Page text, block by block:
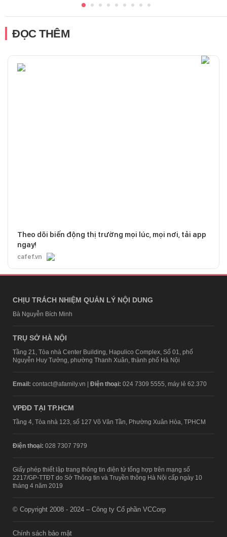
ĐỌC THÊM
Theo dõi biến động thị trường mọi lúc, mọi nơi, tải app
ngay!
cafef.vn
CHỊU TRÁCH NHIỆM QUẢN LÝ NỘI DUNG
Bà Nguyễn Bích Minh
TRỤ SỞ HÀ NỘI
Tầng 21, Tòa nhà Center Building, Hapulico Complex, Số 01, phố
Nguyễn Huy Tưởng, phường Thanh Xuân, thành phố Hà Nội
Email: contact@afamily.vn | Điện thoại: 024 7309 5555, máy lẻ 62.370
VPĐD TẠI TP.HCM
Tầng 4, Tòa nhà 123, số 127 Võ Văn Tần, Phường Xuân Hòa, TPHCM
Điện thoại: 028 7307 7979
Giấy phép thiết lập trang thông tin điện tử tổng hợp trên mạng số
2217/GP-TTĐT do Sở Thông tin và Truyền thông Hà Nội cấp ngày 10
tháng 4 năm 2019
© Copyright 2008 - 2024 – Công ty Cổ phần VCCorp
Chính sách bảo mật